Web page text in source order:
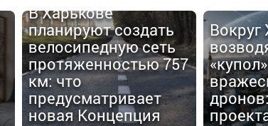
В Харькове
планируют создать
велосипедную сеть
протяженностью 757
км: что
предусматривает
новая Концепция
Вокруг